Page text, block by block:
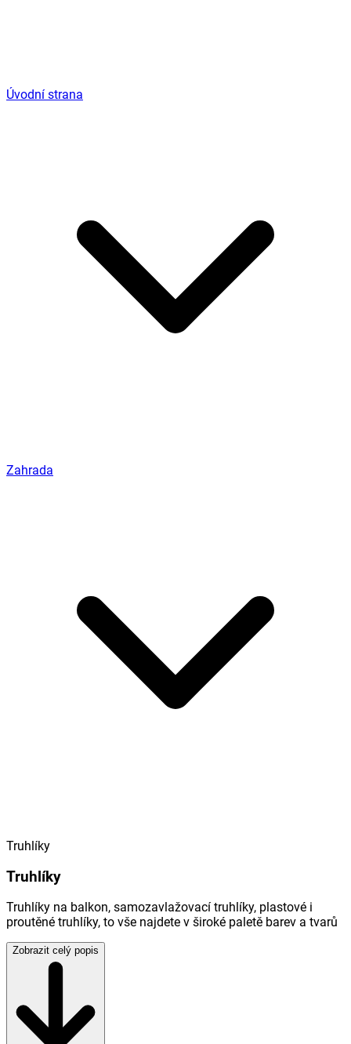
Úvodní strana
Zahrada
Truhlíky
Truhlíky
Truhlíky na balkon, samozavlažovací truhlíky, plastové i
proutěné truhlíky, to vše najdete v široké paletě barev a tvarů
Zobrazit celý popis